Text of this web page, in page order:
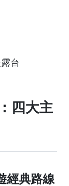
台
四大主
經典路線